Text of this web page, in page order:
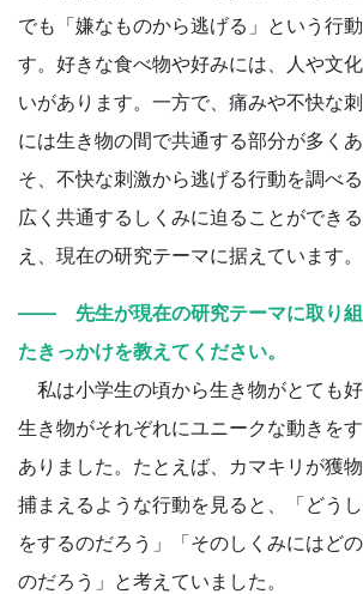
でも「嫌なものから逃げる」という行
す。好きな食べ物や好みには、人や文
いがあります。一方で、痛みや不快な
には生き物の間で共通する部分が多く
そ、不快な刺激から逃げる行動を調べ
広く共通するしくみに迫ることができ
え、現在の研究テーマに据えています。
―― 先生が現在の研究テーマに取り組
たきっかけを教えてください。
私は小学生の頃から生き物がとても好
生き物がそれぞれにユニークな動きを
ありました。たとえば、カマキリが獲
捕まえるような行動を見ると、「どう
をするのだろう」「そのしくみにはど
のだろう」と考えていました。